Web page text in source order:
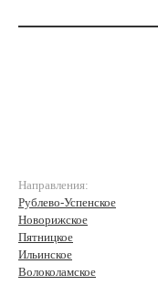
Направления:
Рублево-Успенское
Новорижское
Пятницкое
Ильинское
Волоколамское